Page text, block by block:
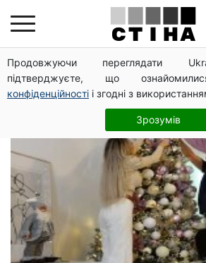
Продовжуючи переглядати
підтверджуєте, що
конфіденційності і згодні з
Зрозумів
Новый год